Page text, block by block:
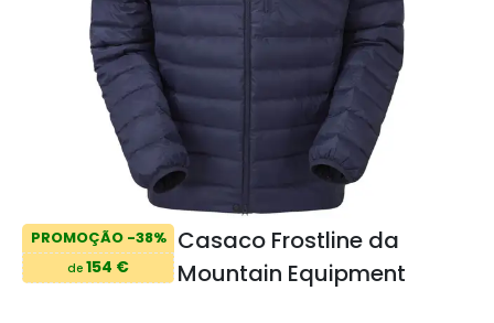
PROMOÇÃO -38%
de 154 €
Casaco Frostline da
Mountain Equipment